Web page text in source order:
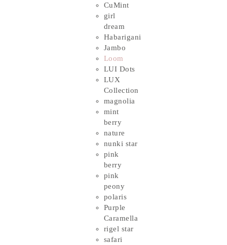
CuMint
girl
dream
Habarigani
Jambo
Loom
LUI Dots
LUX
Collection
magnolia
mint
berry
nature
nunki star
pink
berry
pink
peony
polaris
Purple
Caramella
rigel star
safari